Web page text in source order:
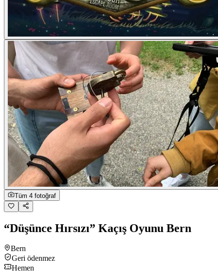
Tüm 4 fotoğraf
“Düşünce Hırsızı” Kaçış Oyunu Bern
Bern
Geri ödenmez
Hemen